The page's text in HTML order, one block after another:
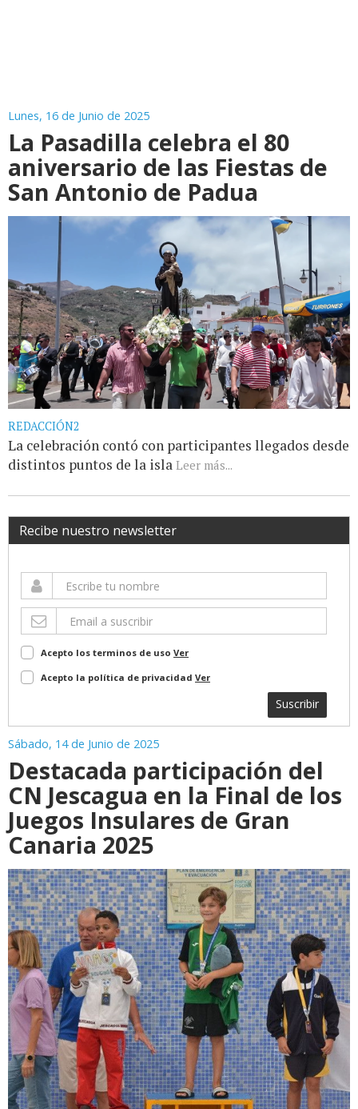
Lunes, 16 de Junio de 2025
La Pasadilla celebra el 80
aniversario de las Fiestas de
San Antonio de Padua
REDACCIÓN2
La celebración contó con participantes llegados desde
distintos puntos de la isla Leer más...
Recibe nuestro newsletter
Acepto los terminos de uso Ver
Acepto la política de privacidad Ver
Suscribir
Sábado, 14 de Junio de 2025
Destacada participación del
CN Jescagua en la Final de los
Juegos Insulares de Gran
Canaria 2025